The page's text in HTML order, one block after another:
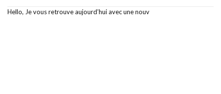
Hello, Je vous retrouve aujourd’hui avec une nouv